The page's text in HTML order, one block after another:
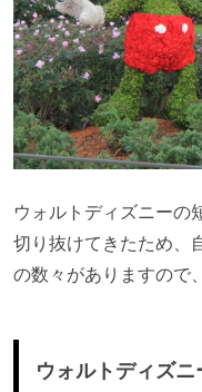
ウォルトディズニーの
切り抜けてきたため、
の数々がありますので
ウォルトディズ